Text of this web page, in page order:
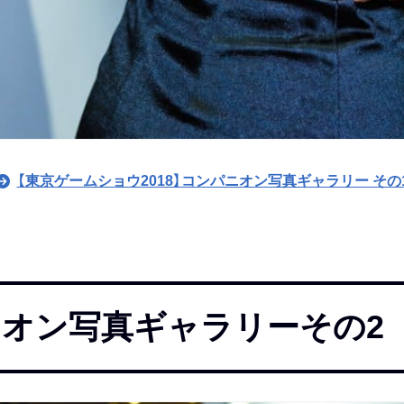
【東京ゲームショウ2018】コンパニオン写真ギャラリー その
ン写真ギャラリーその2